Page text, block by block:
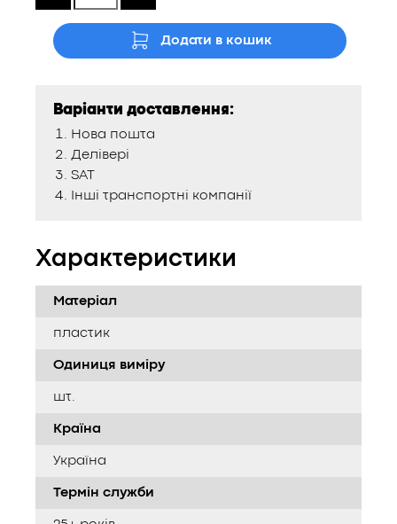
Додати в кошик
Варіанти доставлення:
Нова пошта
Делівері
SAT
Інші транспортні компанії
Характеристики
Матеріал
пластик
Одиниця виміру
шт.
Країна
Україна
Термін служби